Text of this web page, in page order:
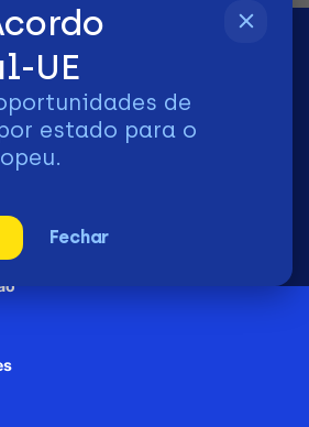
UE
de
estado para o
Fechar
Reservados - ApexBrasil